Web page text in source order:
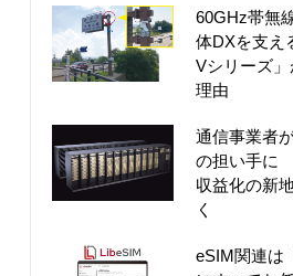
60GHz帯無
体DXを支え
Vシリーズ
理由
通信事業者
の担い手に
収益化の新
く
eSIM関連は